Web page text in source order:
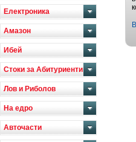
Електроника
Амазон
Ибей
Стоки за Абитуриенти
Лов и Риболов
На едро
Авточасти